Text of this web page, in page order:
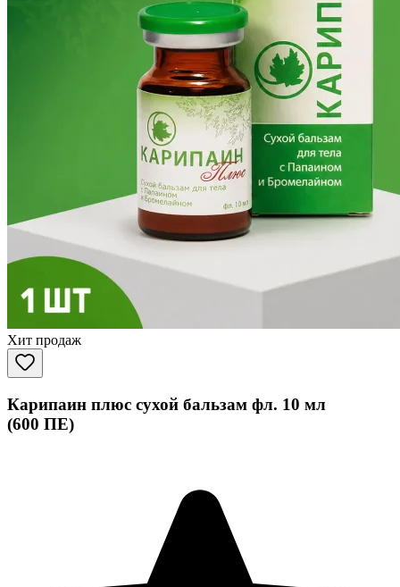
Хит продаж
Карипаин плюс сухой бальзам фл. 10 мл
(600 ПЕ)